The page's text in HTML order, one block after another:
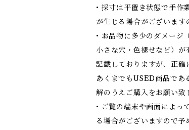
• 採寸は平置き状態で手作
が生じる場合がございま
• お品物に多少のダメージ
小さな穴・色褪せなど）
記載しておりますが、正
あくまでもUSED商品であ
解のうえご購入をお願い致
• ご覧の端末や画面によっ
る場合がございますので予